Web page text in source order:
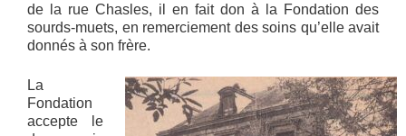
de la rue Chasles, il en fait don à la Fondation des
sourds-muets, en remerciement des soins qu’elle avait
donnés à son frère.
La
Fondation
accepte le